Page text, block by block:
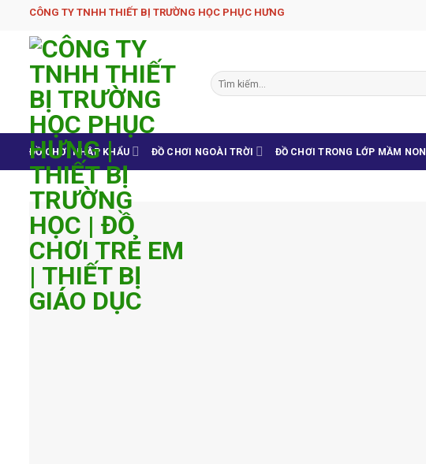
content
CÔNG TY TNHH THIẾT BỊ TRƯỜNG HỌC PHỤC H­ƯNG
Tìm
kiếm:
ĐỒ CHƠI NHẬP KHẨU ĐỒ CHƠI NGOÀI TRỜI ĐỒ CHƠI TRONG LỚP MẦM NON